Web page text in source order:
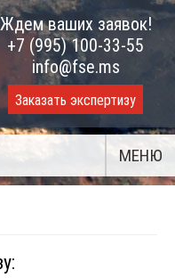
Ждем ваших заявок!
+7 (995) 100-33-55
info@fse.ms
Заказать экспертизу
МЕНЮ